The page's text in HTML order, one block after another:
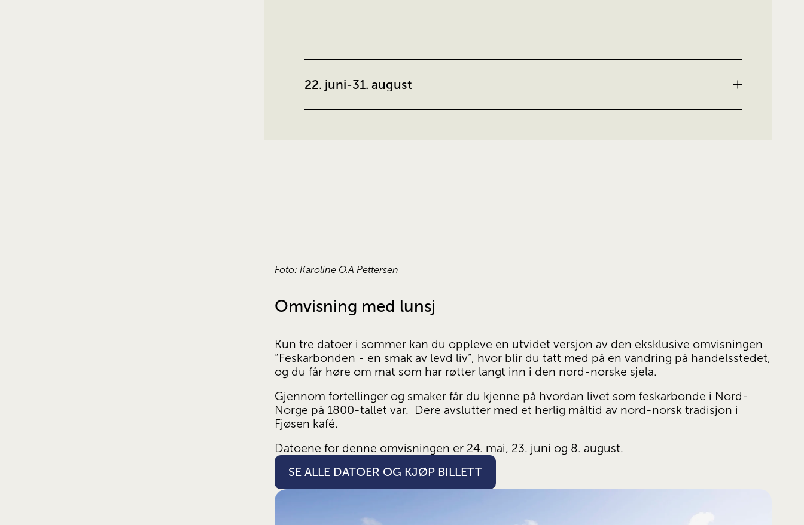
22. juni-31. august
Foto: Karoline O.A Pettersen
Omvisning med lunsj
Kun tre datoer i sommer kan du oppleve en utvidet versjon av den eksklusive omvisningen
“Feskarbonden - en smak av levd liv”, hvor blir du tatt med på en vandring på handelsstedet,
og du får høre om mat som har røtter langt inn i den nord-norske sjela.
Gjennom fortellinger og smaker får du kjenne på hvordan livet som feskarbonde i Nord-
Norge på 1800-tallet var.  Dere avslutter med et herlig måltid av nord-norsk tradisjon i
Fjøsen kafé.
Datoene for denne omvisningen er 24. mai, 23. juni og 8. august.
SE ALLE DATOER OG KJØP BILLETT